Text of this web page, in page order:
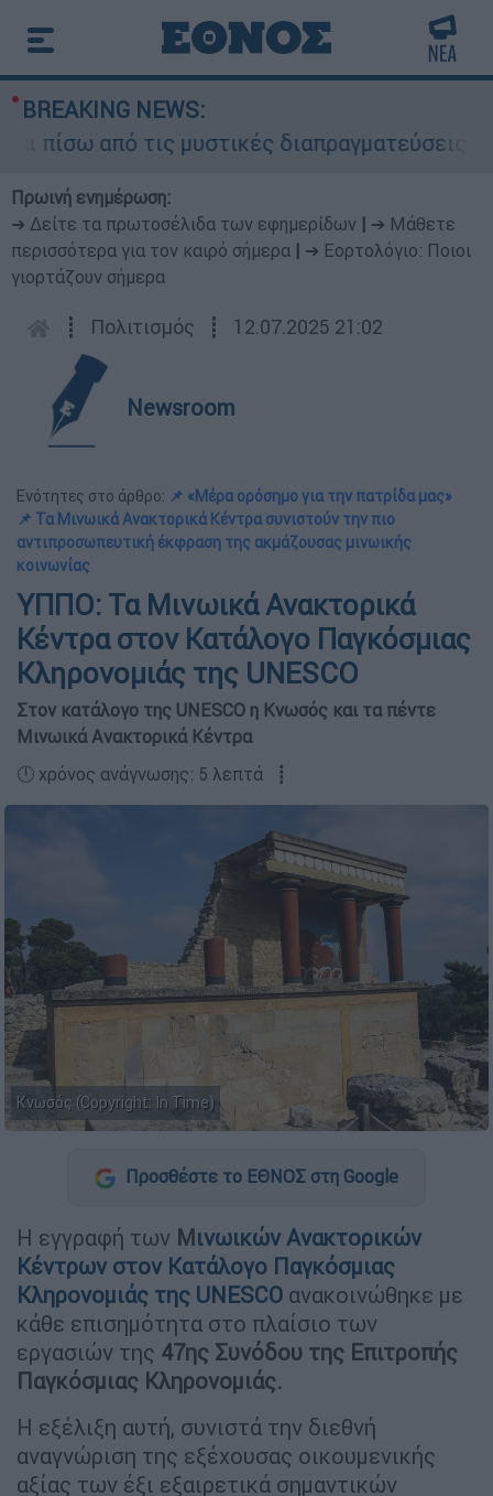
BREAKING NEWS:
από τις μυστικές διαπραγματεύσεις και
Πρωινή ενημέρωση:
➔ Δείτε τα πρωτοσέλιδα των εφημερίδων
➔ Μάθετε
περισσότερα για τον καιρό σήμερα
➔ Εορτολόγιο: Ποιοι
γιορτάζουν σήμερα
┋ Πολιτισμός ┋ 12.07.2025 21:02
Newsroom
Ενότητες στο άρθρο: 📌 «Μέρα ορόσημο για την πατρίδα μας»
📌 Τα Μινωικά Ανακτορικά Κέντρα συνιστούν την πιο
αντιπροσωπευτική έκφραση της ακμάζουσας μινωικής
κοινωνίας
ΥΠΠΟ: Τα Μινωικά Ανακτορικά
Κέντρα στον Κατάλογο Παγκόσμιας
Κληρονομιάς της UNESCO
Στον κατάλογο της UNESCO η Κνωσός και τα πέντε
Μινωικά Ανακτορικά Κέντρα
🕛 χρόνος ανάγνωσης: 5 λεπτά ┋
Κνωσός (Copyright: In Time)
Προσθέστε το ΕΘΝΟΣ στη Google
Η εγγραφή των Μινωικών Ανακτορικών
Κέντρων στον Κατάλογο Παγκόσμιας
Κληρονομιάς της UNESCO ανακοινώθηκε με
κάθε επισημότητα στο πλαίσιο των
εργασιών της 47ης Συνόδου της Επιτροπής
Παγκόσμιας Κληρονομιάς.
Η εξέλιξη αυτή, συνιστά την διεθνή
αναγνώριση της εξέχουσας οικουμενικής
αξίας των έξι εξαιρετικά σημαντικών